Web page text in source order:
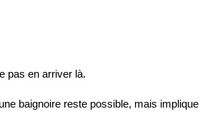
pas en arriver là.
baignoire reste possible, mais implique